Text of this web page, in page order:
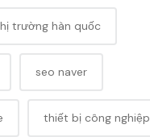
trường hàn quốc
seo naver
thiết bị công nghiệp